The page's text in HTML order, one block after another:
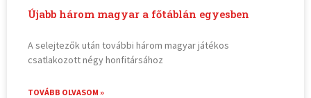
Újabb három magyar a főtáblán egyesben
A selejtezők után további három magyar játékos
csatlakozott négy honfitársához
TOVÁBB OLVASOM »